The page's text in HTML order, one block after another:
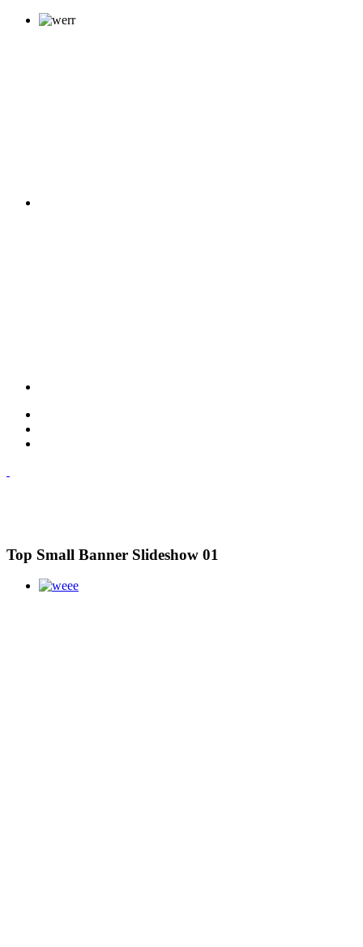
Top Small Banner Slideshow 01